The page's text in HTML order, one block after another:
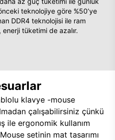
önceki teknolojiye göre %50’ye
DDR4 teknolojisi ile ram
tüketimi de azalır.
klavye -mouse
çalışabilirsiniz çünkü
ile ergonomik kullanım
setinin mat tasarımı